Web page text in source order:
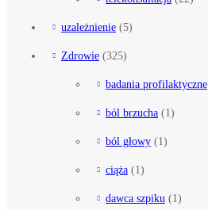
uzależnienie (5)
Zdrowie (325)
badania profilaktyczne
ból brzucha (1)
ból głowy (1)
ciąża (1)
dawca szpiku (1)